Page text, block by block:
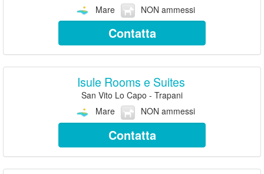
Mare
NON ammessi
Contatta
Isule Rooms e Suites
San Vito Lo Capo - Trapani
Mare
NON ammessi
Contatta